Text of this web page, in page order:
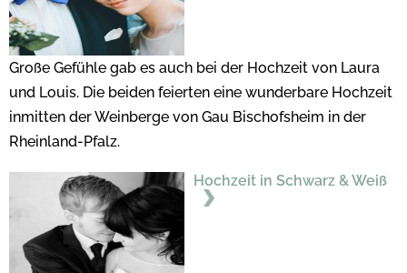
Große Gefühle gab es auch bei der Hochzeit von Laura
und Louis. Die beiden feierten eine wunderbare Hochzeit
inmitten der Weinberge von Gau Bischofsheim in der
Rheinland-Pfalz.
Hochzeit in Schwarz & Weiß